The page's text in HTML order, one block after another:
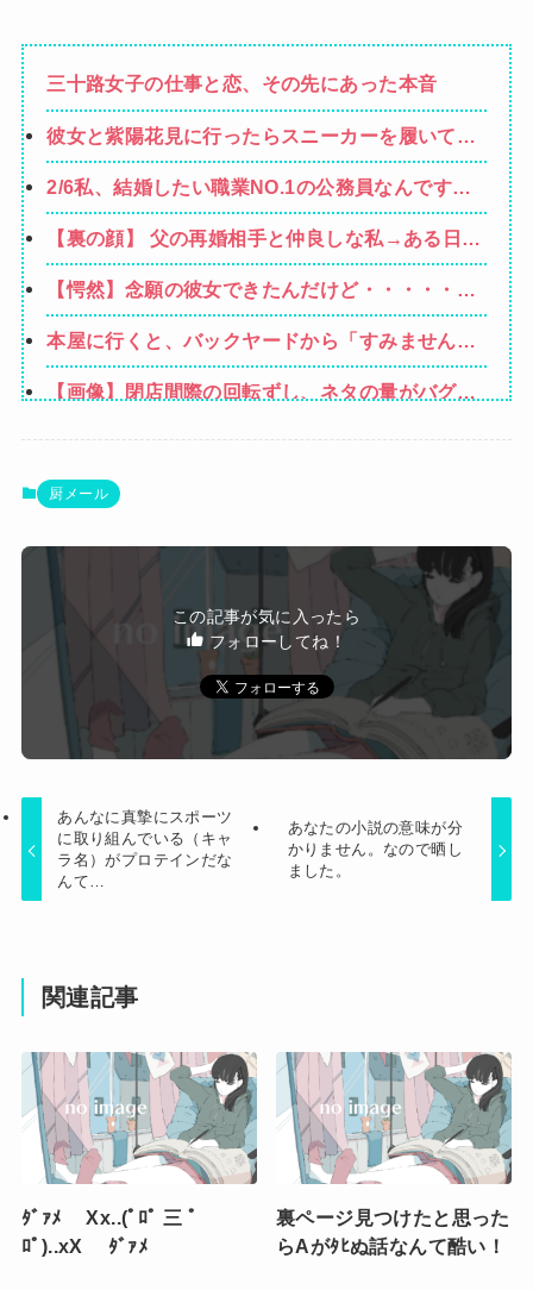
三十路女子の仕事と恋、その先にあった本音
彼女と紫陽花見に行ったらスニーカーを履いてき
てた。普通かわいいぺたんこ靴とかじゃないの？
コーヒーや手作り菓子も持ってこないしさぁ…
2/6私、結婚したい職業NO.1の公務員なんですけ
ど、嫁が子供連れて家出した。全く理由は思いつ
かないけど強いてあげるとすれば母のせいかもし
れない。嫁のせいでアトピー悪化しそう→
【裏の顔】 父の再婚相手と仲良しな私→ある日、
私の帰宅に気付かない再婚相手「血繋がってない
のに大学費用出さなきゃいけないの腹立つわ…姑
だったら先に亡くなるのに笑」私「…」
【愕然】念願の彼女できたんだけど・・・・・・
とんでもない素性が見えてきた・・・・・・
本屋に行くと、バックヤードから「すみません、
本当にすみません（泣）「でもあなた、初めてじ
ゃないしね、うちだけじゃどうしようもないか
【画像】閉店間際の回転ずし、ネタの量がバグっ
【悲報】坂口杏里を家に住ませてあげた結果ｗｗ
【動画】甲子園の女性審判、大誤審で炎上
生活保護の相談に行ったら、愛猫を手放さないと
無理と言われた。子どものような存在だから手放
厨メール
この記事が気に入ったら
フォローしてね！
あんなに真摯にスポーツ
に取り組んでいる（キャ
ラ名）がプロテインだな
んて…
あなたの小説の意味が分
かりません。なので晒し
ました。
関連記事
ﾀﾞｧﾒ Xx..(ﾟﾛﾟ 三 ﾟ
ﾛﾟ)..xX ﾀﾞｧﾒ
裏ページ見つけたと思った
らAがﾀﾋぬ話なんて酷い！